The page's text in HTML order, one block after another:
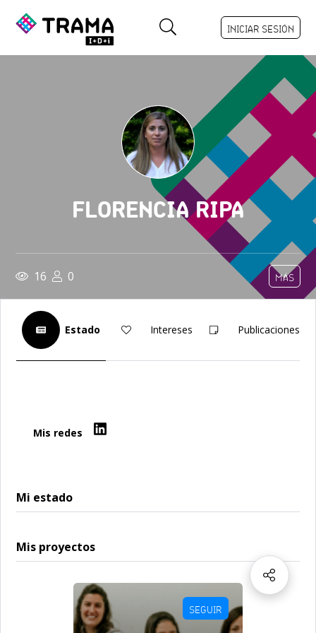
INICIAR SESIÓN
FLORENCIA RIPA
16 0 MÁS
Estado Intereses Publicaciones
Mis redes
Mi estado
Mis proyectos
SEGUIR